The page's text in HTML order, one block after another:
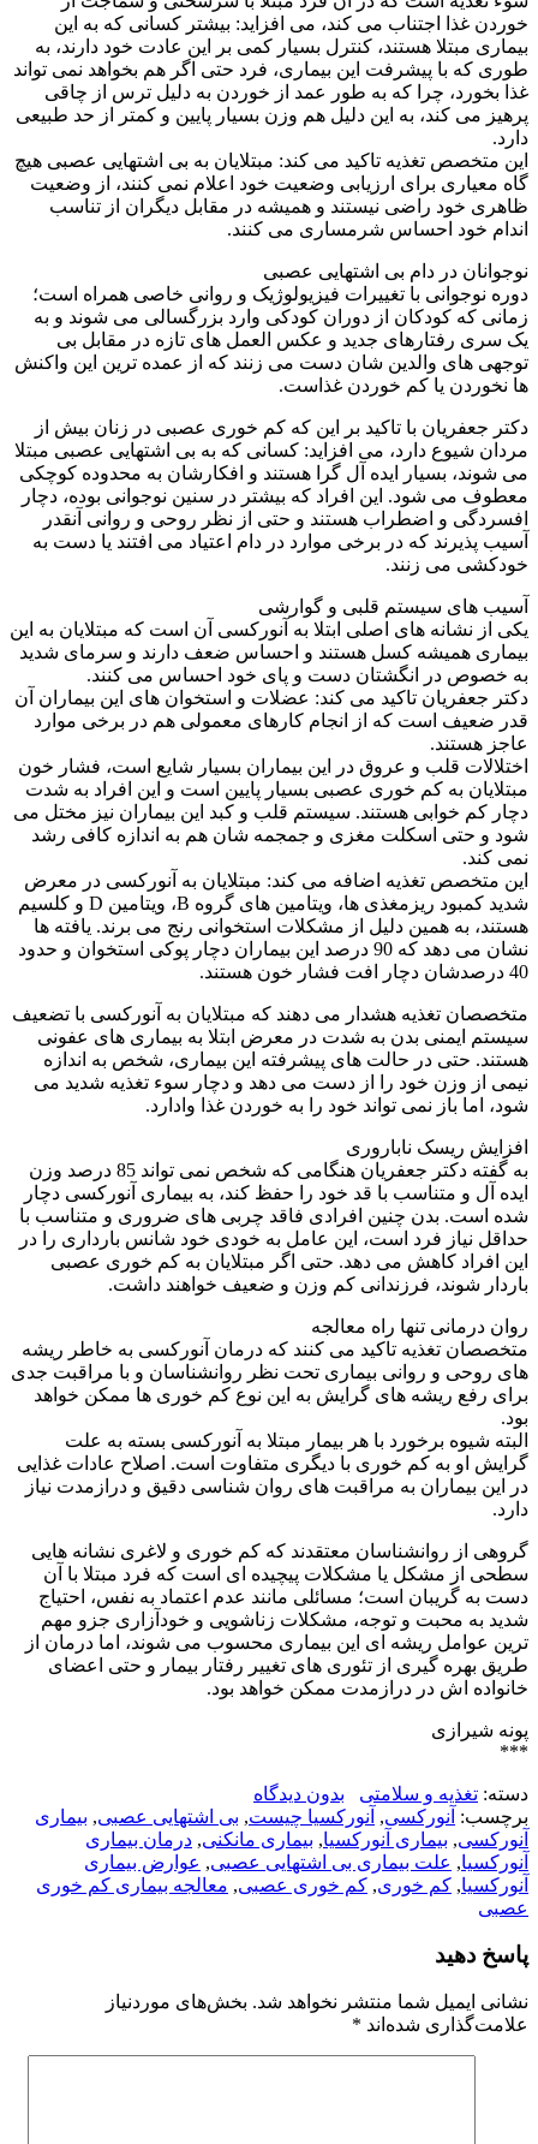
خوردن غذا اجتناب می کند، می افزاید: بیشتر کسانی که به این
بیماری مبتلا هستند، کنترل بسیار کمی بر این عادت خود دارند، به
طوری که با پیشرفت این بیماری، فرد حتی اگر هم بخواهد نمی تواند
غذا بخورد، چرا که به طور عمد از خوردن به دلیل ترس از چاقی
پرهیز می کند، به این دلیل هم وزن بسیار پایین و کمتر از حد طبیعی
دارد.
این متخصص تغذیه تاکید می کند: مبتلایان به بی اشتهایی عصبی هیچ
گاه معیاری برای ارزیابی وضعیت خود اعلام نمی کنند، از وضعیت
ظاهری خود راضی نیستند و همیشه در مقابل دیگران از تناسب
اندام خود احساس شرمساری می کنند.
نوجوانان در دام بی اشتهایی عصبی
دوره نوجوانی با تغییرات فیزیولوژیک و روانی خاصی همراه است؛
زمانی که کودکان از دوران کودکی وارد بزرگسالی می شوند و به
یک سری رفتارهای جدید و عکس العمل های تازه در مقابل بی
توجهی های والدین شان دست می زنند که از عمده ترین این واکنش
ها نخوردن یا کم خوردن غذاست.
دکتر جعفریان با تاکید بر این که کم خوری عصبی در زنان بیش از
مردان شیوع دارد، می افزاید: کسانی که به بی اشتهایی عصبی مبتلا
می شوند، بسیار ایده آل گرا هستند و افکارشان به محدوده کوچکی
معطوف می شود. این افراد که بیشتر در سنین نوجوانی بوده، دچار
افسردگی و اضطراب هستند و حتی از نظر روحی و روانی آنقدر
آسیب پذیرند که در برخی موارد در دام اعتیاد می افتند یا دست به
خودکشی می زنند.
آسیب های سیستم قلبی و گوارشی
یکی از نشانه های اصلی ابتلا به آنورکسی آن است که مبتلایان به این
بیماری همیشه کسل هستند و احساس ضعف دارند و سرمای شدید
به خصوص در انگشتان دست و پای خود احساس می کنند.
دکتر جعفریان تاکید می کند: عضلات و استخوان های این بیماران آن
قدر ضعیف است که از انجام کارهای معمولی هم در برخی موارد
عاجز هستند.
اختلالات قلب و عروق در این بیماران بسیار شایع است، فشار خون
مبتلایان به کم خوری عصبی بسیار پایین است و این افراد به شدت
دچار کم خوابی هستند. سیستم قلب و کبد این بیماران نیز مختل می
شود و حتی اسکلت مغزی و جمجمه شان هم به اندازه کافی رشد
نمی کند.
این متخصص تغذیه اضافه می کند: مبتلایان به آنورکسی در معرض
شدید کمبود ریزمغذی ها، ویتامین های گروه B، ویتامین D و کلسیم
هستند، به همین دلیل از مشکلات استخوانی رنج می برند. یافته ها
نشان می دهد که 90 درصد این بیماران دچار پوکی استخوان و حدود
40 درصدشان دچار افت فشار خون هستند.
متخصصان تغذیه هشدار می دهند که مبتلایان به آنورکسی با تضعیف
سیستم ایمنی بدن به شدت در معرض ابتلا به بیماری های عفونی
هستند. حتی در حالت های پیشرفته این بیماری، شخص به اندازه
نیمی از وزن خود را از دست می دهد و دچار سوء تغذیه شدید می
شود، اما باز نمی تواند خود را به خوردن غذا وادارد.
افزایش ریسک ناباروری
به گفته دکتر جعفریان هنگامی که شخص نمی تواند 85 درصد وزن
ایده آل و متناسب با قد خود را حفظ کند، به بیماری آنورکسی دچار
شده است. بدن چنین افرادی فاقد چربی های ضروری و متناسب با
حداقل نیاز فرد است، این عامل به خودی خود شانس بارداری را در
این افراد کاهش می دهد. حتی اگر مبتلایان به کم خوری عصبی
باردار شوند، فرزندانی کم وزن و ضعیف خواهند داشت.
روان درمانی تنها راه معالجه
متخصصان تغذیه تاکید می کنند که درمان آنورکسی به خاطر ریشه
های روحی و روانی بیماری تحت نظر روانشناسان و با مراقبت جدی
برای رفع ریشه های گرایش به این نوع کم خوری ها ممکن خواهد
بود.
البته شیوه برخورد با هر بیمار مبتلا به آنورکسی بسته به علت
گرایش او به کم خوری با دیگری متفاوت است. اصلاح عادات غذایی
در این بیماران به مراقبت های روان شناسی دقیق و درازمدت نیاز
دارد.
گروهی از روانشناسان معتقدند که کم خوری و لاغری نشانه هایی
سطحی از مشکل یا مشکلات پیچیده ای است که فرد مبتلا با آن
دست به گریبان است؛ مسائلی مانند عدم اعتماد به نفس، احتیاج
شدید به محبت و توجه، مشکلات زناشویی و خودآزاری جزو مهم
ترین عوامل ریشه ای این بیماری محسوب می شوند، اما درمان از
طریق بهره گیری از تئوری های تغییر رفتار بیمار و حتی اعضای
خانواده اش در درازمدت ممکن خواهد بود.
پونه شیرازی
***
دسته: تغذیه و سلامتی
بدون دیدگاه
برچسب: آنورکسی, آنورکسیا چیست, بی اشتهایی عصبی, بیماری
آنورکسی, بیماری آنورکسیا, بیماری مانکنی, درمان بیماری
آنورکسیا, علت بیماری بی اشتهایی عصبی, عوارض بیماری
آنورکسیا, کم خوری, کم خوری عصبی, معالجه بیماری کم خوری
عصبی
پاسخ دهید
نشانی ایمیل شما منتشر نخواهد شد. بخش‌های موردنیاز
علامت‌گذاری شده‌اند *